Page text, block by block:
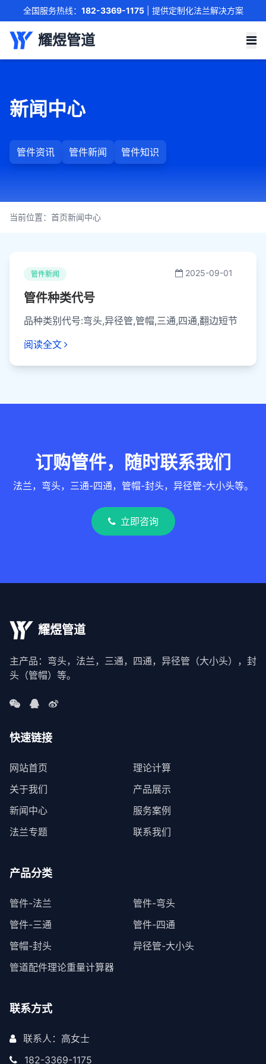
全国服务热线： 182-3369-1175| 提供定制化法兰解决方案
耀煜管道
联系我们
新闻中心
管件资讯 管件新闻 管件知识
当前位置： 首页新闻中心
管件新闻 2025-09-01
管件种类代号
品种类别代号:弯头,异径管,管帽,三通,四通,翻边短节
阅读全文
订购管件，随时联系我们
法兰，弯头，三通-四通，管帽-封头，异径管-大小头等。
立即咨询
耀煜管道
主产品：弯头，法兰，三通，四通，异径管（大小头），封
头（管帽）等。
快速链接
网站首页
理论计算
关于我们
产品展示
新闻中心
服务案例
法兰专题
联系我们
产品分类
管件-法兰
管件-弯头
管件-三通
管件-四通
管帽-封头
异径管-大小头
管道配件理论重量计算器
联系方式
联系人：高女士
182-3369-1175